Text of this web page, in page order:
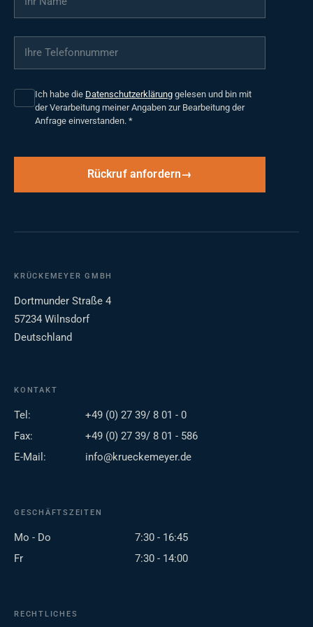
Ihre Telefonnummer
Ich habe die Datenschutzerklärung gelesen und bin mit
der Verarbeitung meiner Angaben zur Bearbeitung der
Anfrage einverstanden. *
Rückruf anfordern
KRÜCKEMEYER GMBH
Dortmunder Straße 4
57234 Wilnsdorf
Deutschland
KONTAKT
Tel:
+49 (0) 27 39/ 8 01 - 0
Fax:
+49 (0) 27 39/ 8 01 - 586
E-Mail:
info@krueckemeyer.de
GESCHÄFTSZEITEN
Mo - Do
7:30 - 16:45
Fr
7:30 - 14:00
RECHTLICHES